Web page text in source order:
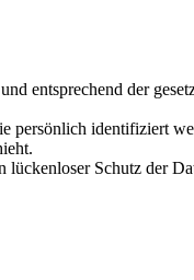
entsprechend der
persönlich identifiziert
Schutz der